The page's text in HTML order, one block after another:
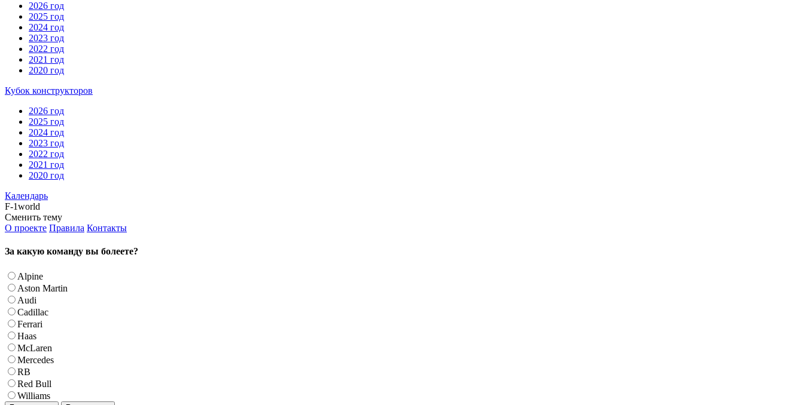
2026 год
2025 год
2024 год
2023 год
2022 год
2021 год
2020 год
Кубок конструкторов
2026 год
2025 год
2024 год
2023 год
2022 год
2021 год
2020 год
Календарь
F-1world
Сменить тему
О проекте Правила Контакты
За какую команду вы болеете?
Alpine
Aston Martin
Audi
Cadillac
Ferrari
Haas
McLaren
Mercedes
RB
Red Bull
Williams